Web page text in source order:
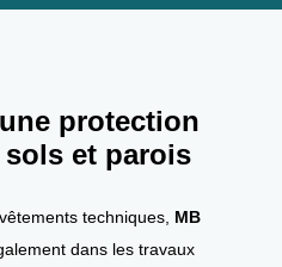
protection
et parois
techniques, MB
dans les travaux